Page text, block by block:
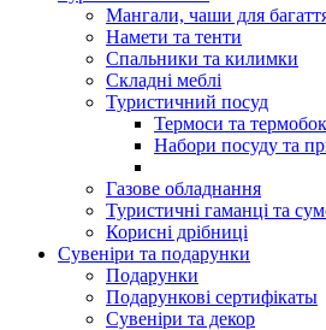
Мангали, чаши для
Намети та тенти
Спальники та килимки
Складні меблі
Туристичний посуд
Термоси та
Набори посуду та
Газове обладнання
Туристичні гаманці та
Корисні дрібниці
Сувеніри та подарунки
Подарунки
Подарункові сертифікаты
Сувеніри та декор